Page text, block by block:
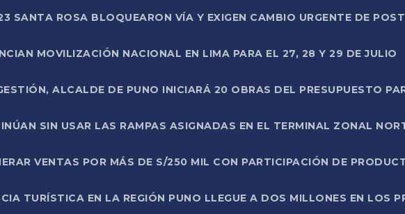
SANTA ROSA BLOQUEARON VÍA Y EXIGEN CAMBIO URGENTE DE
MOVILIZACIÓN NACIONAL EN LIMA PARA EL 27, 28 Y 29 DE JULIO
ALCALDE DE PUNO INICIARÁ 20 OBRAS DEL PRESUPUESTO
SIN USAR LAS RAMPAS ASIGNADAS EN EL TERMINAL ZONAL
VENTAS POR MÁS DE S/250 MIL CON PARTICIPACIÓN DE
TURÍSTICA EN LA REGIÓN PUNO LLEGUE A DOS MILLONES EN LOS